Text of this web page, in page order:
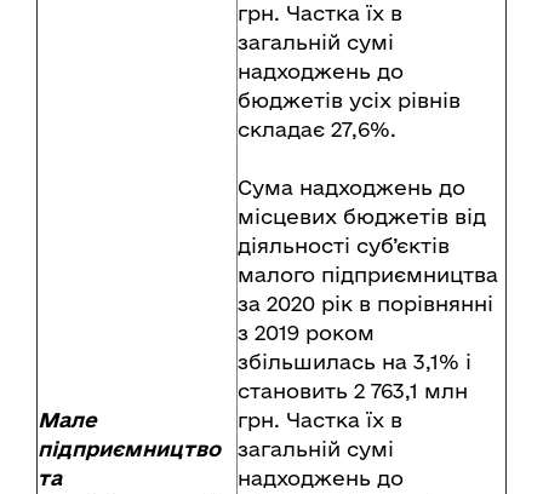
Мале
підприємництво
та
грн. Частка їх в
загальній сумі
надходжень до
бюджетів усіх рівнів
складає 27,6%.
Сума надходжень до
місцевих бюджетів від
діяльності суб’єктів
малого підприємництва
за 2020 рік в порівнянні
з 2019 роком
збільшилась на 3,1% і
становить 2 763,1 млн
грн. Частка їх в
загальній сумі
надходжень до